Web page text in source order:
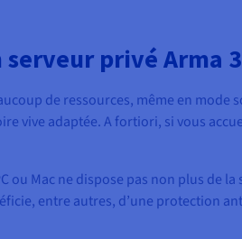
privé Arma
de ressources, même en mode
vive adaptée. A fortiori, si vous
ou Mac ne dispose pas non plus de
entre autres, d’une protection